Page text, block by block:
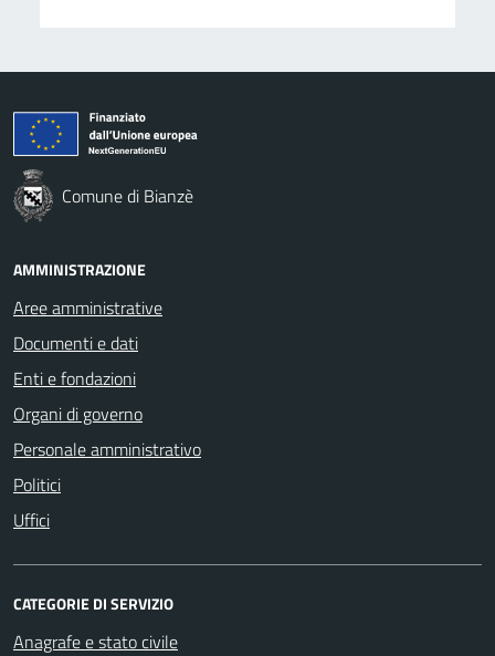
Comune di Bianzè
AMMINISTRAZIONE
Aree amministrative
Documenti e dati
Enti e fondazioni
Organi di governo
Personale amministrativo
Politici
Uffici
CATEGORIE DI SERVIZIO
Anagrafe e stato civile